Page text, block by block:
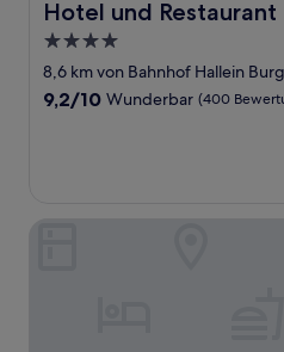
Hotel und Restaurant
4.0-
Sterne-
Unterkunft
8,6 km von Bahnhof Hallein
9.2
9,2/10 Wunderbar (400